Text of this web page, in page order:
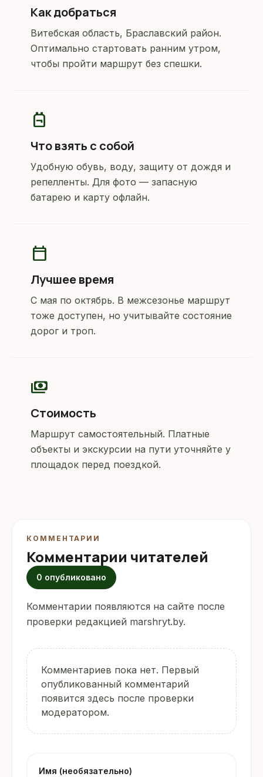
Как добраться
Витебская область, Браславский район.
Оптимально стартовать ранним утром,
чтобы пройти маршрут без спешки.
backpack
Что взять с собой
Удобную обувь, воду, защиту от дождя и
репелленты. Для фото — запасную
батарею и карту офлайн.
calendar_today
Лучшее время
С мая по октябрь. В межсезонье маршрут
тоже доступен, но учитывайте состояние
дорог и троп.
payments
Стоимость
Маршрут самостоятельный. Платные
объекты и экскурсии на пути уточняйте у
площадок перед поездкой.
КОММЕНТАРИИ
Комментарии читателей
0 опубликовано
Комментарии появляются на сайте после
проверки редакцией marshryt.by.
Комментариев пока нет. Первый
опубликованный комментарий
появится здесь после проверки
модератором.
Имя (необязательно)